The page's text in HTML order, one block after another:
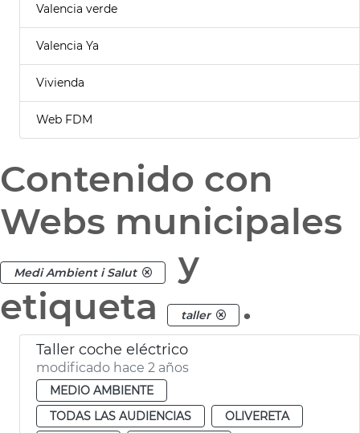
Valencia verde
Valencia Ya
Vivienda
Web FDM
Contenido con
Webs municipales
Medi Ambient i Salut
y
etiqueta
taller .
Taller coche eléctrico
modificado hace 2 años
MEDIO AMBIENTE
TODAS LAS AUDIENCIAS
OLIVERETA